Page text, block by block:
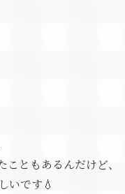
ともあるんだけど、
いです💧